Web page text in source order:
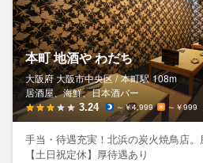
本町 地酒や わだち
大阪府 大阪市中央区 / 本町駅 108m
居酒屋、海鮮、日本酒バー
3.24 ～￥4,999 ～￥999
手当・待遇充実！北浜の炭火焼鳥店。
【土日祝定休】厚待遇あり